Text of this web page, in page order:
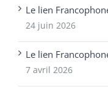
Le lien
24 juin 2026
Le lien
7 avril 2026